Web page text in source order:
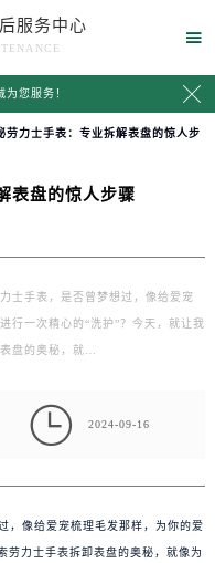
服务中心

为您服务！ 
劳力士手表：专业拆解表盘的惊人步
表盘的惊人步骤
士手表，是否曾梦想过，像给爱宠
行一次精心的“洗护”？今天，就让我
盘的奥秘，就…
 2024-09-16
，像给爱宠梳理毛发那样，为你的爱
劳力士手表拆卸表盘的奥秘，就像为